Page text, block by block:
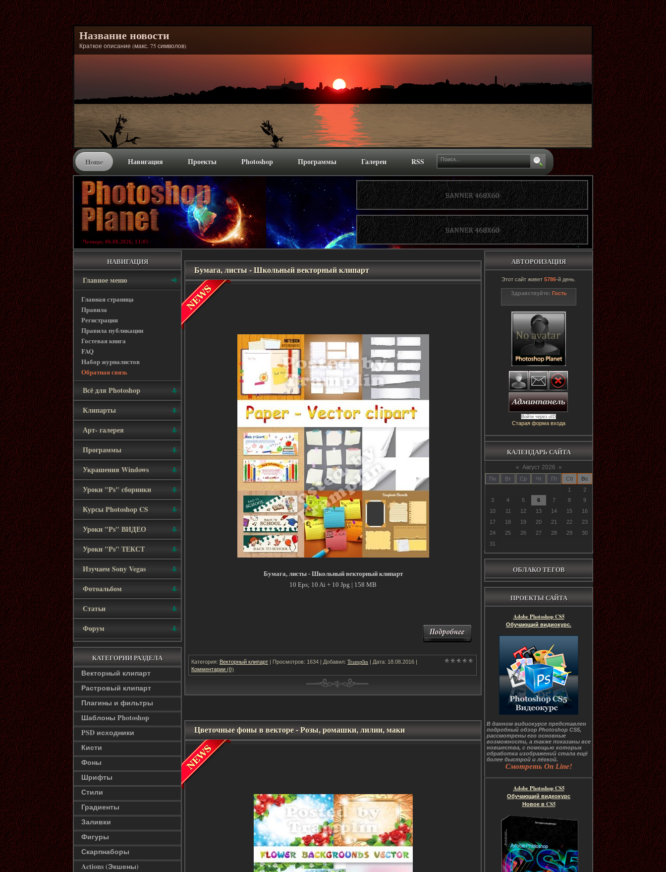
Название новости
Краткое описание (макс. 75 символов)
Home Навигация Проекты Photoshop Программы Галереи RSS
Четверг, 06.08.2026, 13:05
НАВИГАЦИЯ
Главное меню
Главная страница
Правила
Регистрация
Правила публикации
Гостевая книга
FAQ
Набор журналистов
Обратная связь
Всё для Photoshop
Клипарты
Арт- галерея
Программы
Украшения Windows
Уроки "Ps" сборники
Курсы Photoshop CS
Уроки "Ps" ВИДЕО
Уроки "Ps" ТЕКСТ
Изучаем Sony Vegas
Фотоальбом
Статьи
Форум
КАТЕГОРИИ РАЗДЕЛА
Векторный клипарт
Растровый клипарт
Плагины и фильтры
Шаблоны Photoshop
PSD исходники
Кисти
Фоны
Шрифты
Стили
Градиенты
Заливки
Фигуры
Скарпнаборы
Actions (Экшены)
АВТОРОИЗАЦИЯ
Этот сайт живет 5786-й день.
Здравствуйте: Гость
Войти через uID
Старая форма входа
КАЛЕНДАРЬ САЙТА
« Август 2026 »
Пн Вт Ср Чт Пт Сб
Вс
1
2
3
4 5 6 7 8
9
10
11 12 13 14 15
16
17
18 19 20 21 22
23
24
25 26 27 28 29
30
31
ОБЛАКО ТЕГОВ
ПРОЕКТЫ САЙТА
Adobe Photoshop CS5
Обучающий видиокурс.
В данном видиокурсе представлен
подробный обзор Photoshop CS5,
рассмотрены его основные
возможности, а также показаны все
новшества, с помощью которых
обработка изображений стала ещё
более быстрой и лёгкой.
Смотреть On Line!
Adobe Photoshop CS5
Обучающий видеокурс
Новое в CS5
Бумага, листы - Школьный векторный клипарт
Бумага, листы - Школьный векторный клипарт
10 Eps; 10 Ai + 10 Jpg | 158 MB
Категория: Векторный клипарт | Просмотров: 1634 | Добавил: Tramplin | Дата: 18.08.2016 |
Комментарии (0)
Цветочные фоны в векторе - Розы, ромашки, лилии, маки